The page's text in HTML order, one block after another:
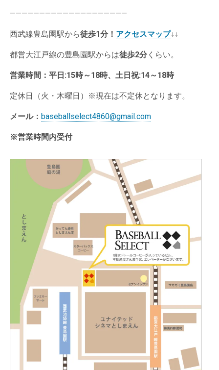
————————————————————
西武線豊島園駅から徒歩1分 ！ アクセスマップ↓↓
都営大江戸線の豊島園駅からは徒歩2分 くらい。
営業時間： 平日:15時～18時、土日祝:14～18時
定休日（火・木曜日）※現在は不定休となります。
メール： baseballselect4860@gmail.com
※営業時間内受付